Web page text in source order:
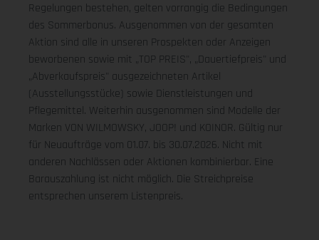
Regelungen bestehen, gelten vorrangig die Bedingungen
des Sommerbonus. Ausgenommen von der gesamten
Aktion sind alle in unseren Prospekten oder Anzeigen
beworbenen sowie mit „TOP PREIS", „Dauertiefpreis" und
„Abverkaufspreis" ausgezeichneten Artikel
(Ausstellungsstücke) sowie Dienstleistungen und
Pflegemittel. Weiterhin ausgenommen sind Modelle der
Marken VON WILMOWSKY, JOOP! und KOINOR. Gültig nur
für Neuaufträge vom 01.07. bis 30.07.2026. Nicht mit
anderen Nachlässen oder Aktionen kombinierbar. Eine
Barauszahlung ist nicht möglich. Die Streichpreise
entsprechen unserem Listenpreis.